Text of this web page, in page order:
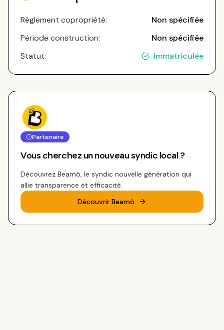
Règlement copropriété:
Non spécifiée
Période construction:
Non spécifiée
Statut:
Immatriculée
Partenaire
Vous cherchez un nouveau syndic local ?
Découvrez Beamô, le syndic nouvelle génération qui
allie transparence et efficacité.
Découvrir Beamô